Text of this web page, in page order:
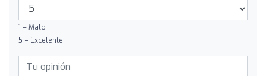
1 = Malo
5 = Excelente